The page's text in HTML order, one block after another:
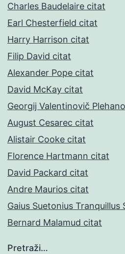
Charles Baudelaire citat
Earl Chesterfield citat
Harry Harrison citat
Filip David citat
Alexander Pope citat
David McKay citat
Georgij Valentinovič
August Cesarec citat
Alistair Cooke citat
Florence Hartmann citat
David Packard citat
Andre Maurios citat
Gaius Suetonius
Bernard Malamud citat
Pretraži…